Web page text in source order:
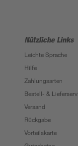
Nützliche Links
Leichte Sprache
Hilfe
Zahlungsarten
Bestell- &
Versand
Rückgabe
Vorteilskarte